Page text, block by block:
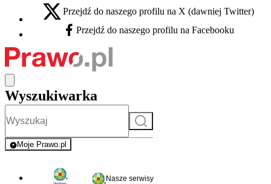
X - otwiera się w nowej karcie
Przejdź do naszego profilu na X (dawniej Twitter)
Facebook - otwiera się w nowej karcie
Przejdź do naszego profilu na Facebooku
Wyszukiwarka
Szukaj
Moje Prawo.pl
- rejestracja i logowanie do serwisu
Nasze serwisy